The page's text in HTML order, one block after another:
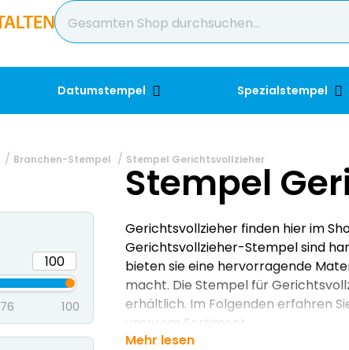
Datumstempel Spezialstempel
Branchen-Stempel Stempel Gerichtsvollzieher
Stempel
Gerichtsvollzieher finden hier im
Gerichtsvollzieher-Stempel sind
bieten sie eine hervorragende
macht. Die Stempel für
erhältlich. Im Folgenden erfahren
unserem Sortiment.
Mehr lesen
76 100